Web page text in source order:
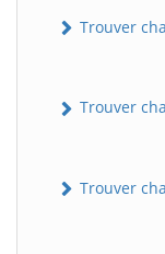
Trouver
Trouver
Trouver